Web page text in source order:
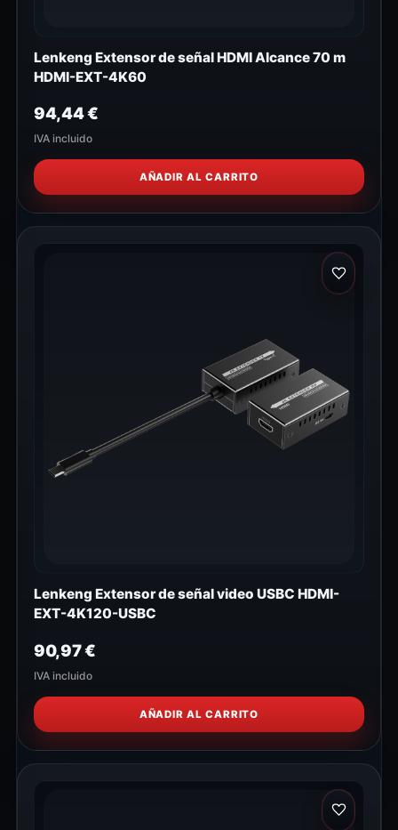
Lenkeng Extensor de señal HDMI Alcance 70 m
HDMI-EXT-4K60
94,44€
IVA incluido
AÑADIR AL CARRITO
Lenkeng Extensor de señal video USBC HDMI-
EXT-4K120-USBC
90,97€
IVA incluido
AÑADIR AL CARRITO